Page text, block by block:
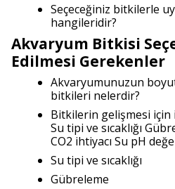
Seçeceğiniz bitkilerle
hangileridir?
Akvaryum Bitkisi
Edilmesi Gerekenler
Akvaryumunuzun
bitkileri nelerdir?
Bitkilerin gelişmesi
Su tipi ve sıcaklığı
CO2 ihtiyacı Su pH
Su tipi ve sıcaklığı
Gübreleme